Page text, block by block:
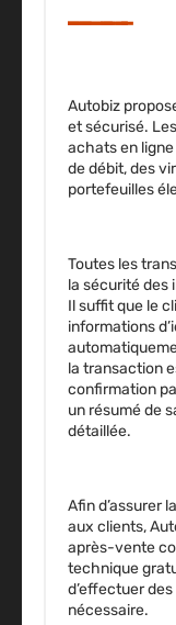
Autobiz
et sécurisé.
achats en
de débit, des
portefeuilles
Toutes les
la sécurité des
Il suffit que le
informations
la transaction
confirmation
un résumé de
détaillée.
Afin d’assurer
aux clients,
après-vente
technique
d’effectuer
nécessaire.